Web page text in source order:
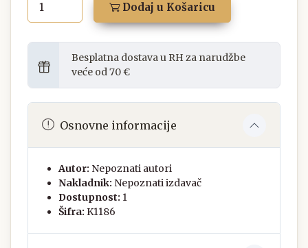
Dodaj u Košaricu
Besplatna dostava u RH za narudžbe
veće od 70 €
Osnovne informacije
Autor: Nepoznati autori
Nakladnik: Nepoznati izdavač
Dostupnost: 1
Šifra: K1186